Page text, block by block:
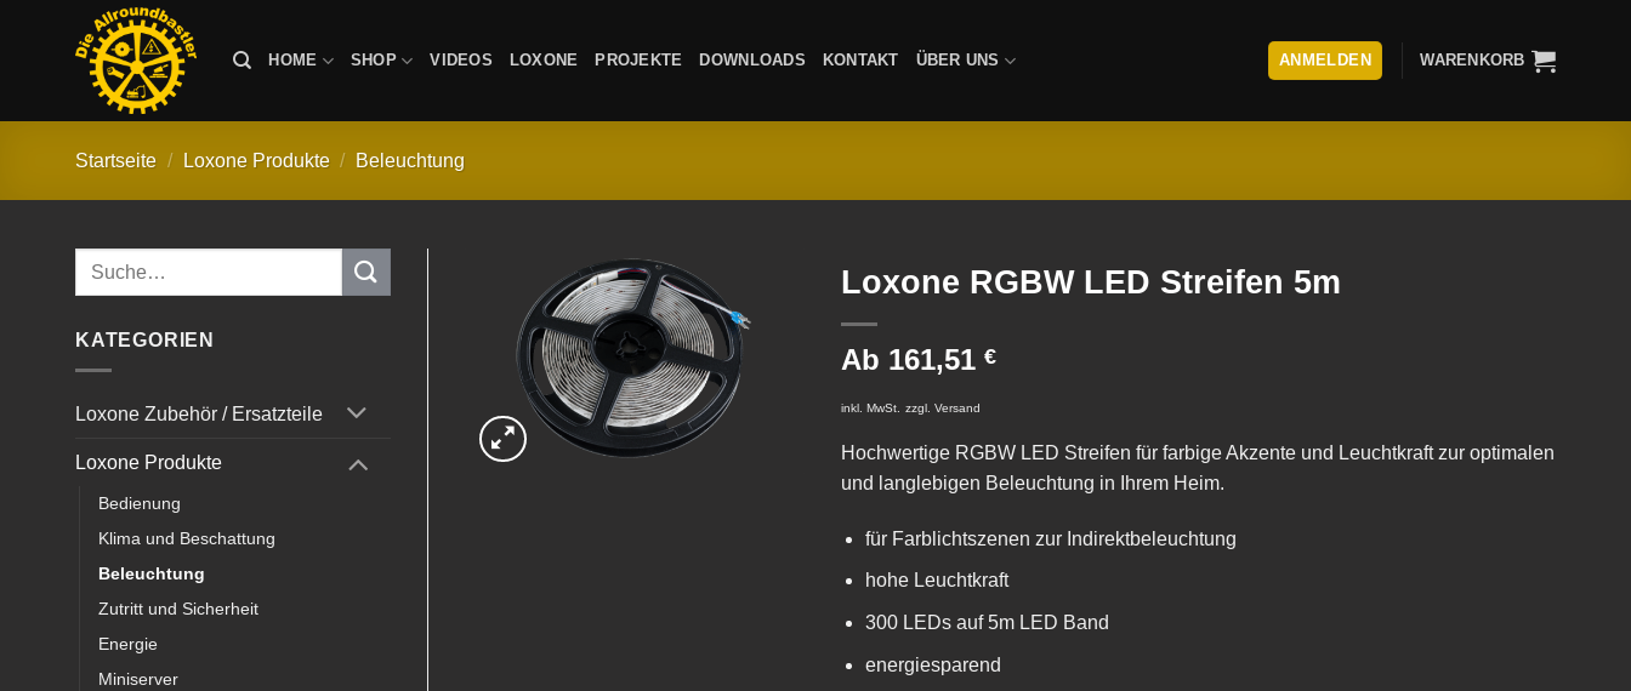
HOME SHOP VIDEOS LOXONE PROJEKTE DOWNLOADS KONTAKT ÜBER UNS ANMELDEN WARENKORB
Startseite / Loxone Produkte / Beleuchtung
Suche
KATEGORIEN
Loxone Zubehör / Ersatzteile
Loxone Produkte
Bedienung
Klima und Beschattung
Beleuchtung
Zutritt und Sicherheit
Energie
Miniserver
Loxone RGBW LED Streifen 5m
Ab 161,51 €
inkl. MwSt. zzgl. Versand
Hochwertige RGBW LED Streifen für farbige Akzente und Leuchtkraft zur optimalen
und langlebigen Beleuchtung in Ihrem Heim.
für Farblichtszenen zur Indirektbeleuchtung
hohe Leuchtkraft
300 LEDs auf 5m LED Band
energiesparend